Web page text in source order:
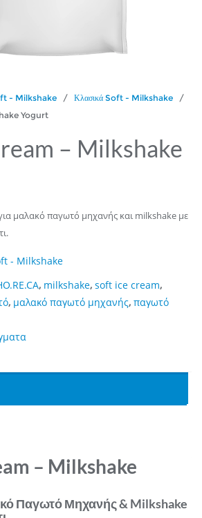
- Milkshake / Κλασικά Soft - Milkshake /
Yogurt
– Milkshake
μαλακό παγωτό μηχανής και milkshake με
- Milkshake
, milkshake, soft ice cream,
, μαλακό παγωτό μηχανής, παγωτό
– Milkshake
Παγωτό Μηχανής & Milkshake